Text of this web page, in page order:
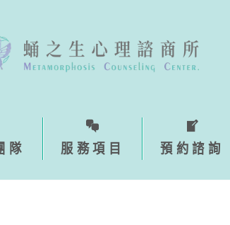
隊 服務項目 預約諮詢